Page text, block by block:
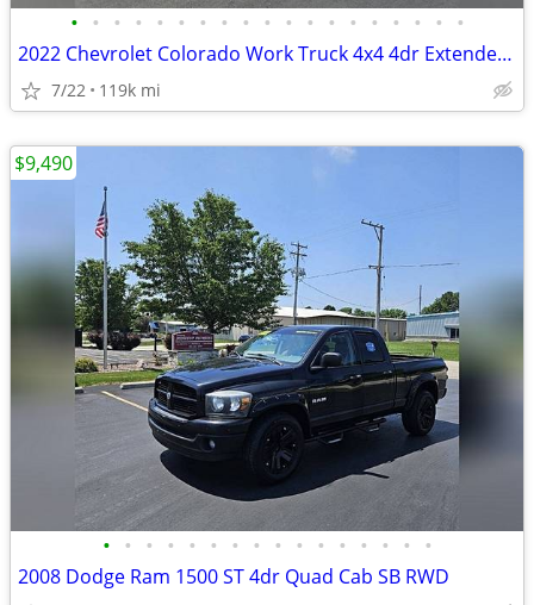
• • • • • • • • • • • • • • • • • • •
2022 Chevrolet Colorado Work Truck 4x4 4dr Extended Cab 6 ft. LB
7/22 119k mi
• • • • • • • • • • • • • • • •
2008 Dodge Ram 1500 ST 4dr Quad Cab SB RWD
$9,490